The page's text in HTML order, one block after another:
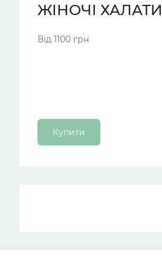
ЖІНОЧІ ХАЛАТИ
Від 1100 грн
Купити